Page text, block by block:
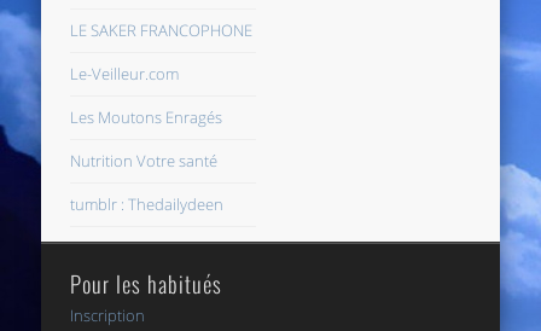
LE SAKER FRANCOPHONE
Le-Veilleur.com
Les Moutons Enragés
Nutrition Votre santé
tumblr : Thedailydeen
Pour les habitués
Inscription